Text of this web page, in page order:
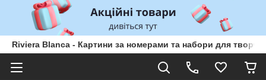
Riviera Blanca - Картини за номерами та набори для